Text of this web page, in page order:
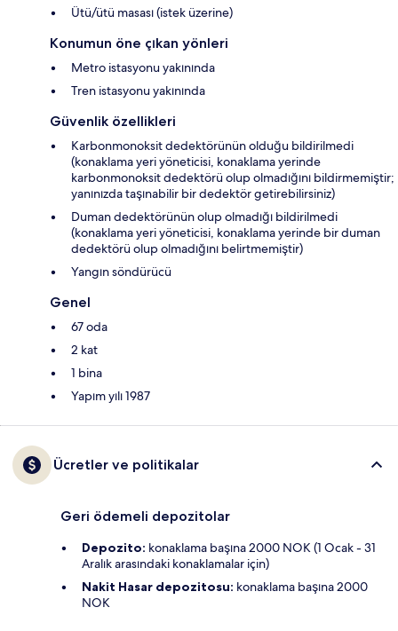
Ütü/ütü masası (istek üzerine)
Konumun öne çıkan yönleri
Metro istasyonu yakınında
Tren istasyonu yakınında
Güvenlik özellikleri
Karbonmonoksit dedektörünün olduğu bildirilmedi
(konaklama yeri yöneticisi, konaklama yerinde
karbonmonoksit dedektörü olup olmadığını bildirmemiştir;
yanınızda taşınabilir bir dedektör getirebilirsiniz)
Duman dedektörünün olup olmadığı bildirilmedi
(konaklama yeri yöneticisi, konaklama yerinde bir duman
dedektörü olup olmadığını belirtmemiştir)
Yangın söndürücü
Genel
67 oda
2 kat
1 bina
Yapım yılı 1987
Ücretler ve politikalar
Geri ödemeli depozitolar
Depozito: konaklama başına 2000 NOK (1 Ocak - 31
Aralık arasındaki konaklamalar için)
Nakit Hasar depozitosu: konaklama başına 2000
NOK